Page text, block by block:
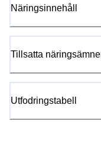
Näringsinnehåll
Tillsatta
Utfodringstabell